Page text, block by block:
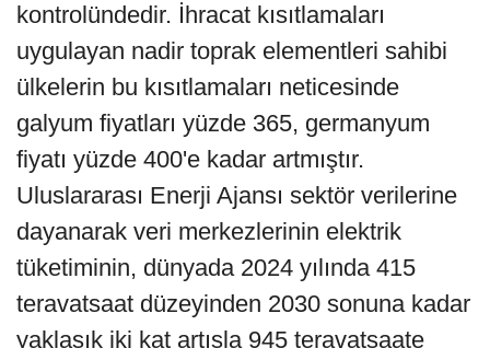
kontrolündedir. İhracat kısıtlamaları
uygulayan nadir toprak elementleri sahibi
ülkelerin bu kısıtlamaları neticesinde
galyum fiyatları yüzde 365, germanyum
fiyatı yüzde 400'e kadar artmıştır.
Uluslararası Enerji Ajansı sektör verilerine
dayanarak veri merkezlerinin elektrik
tüketiminin, dünyada 2024 yılında 415
teravatsaat düzeyinden 2030 sonuna kadar
yaklaşık iki kat artışla 945 teravatsaate